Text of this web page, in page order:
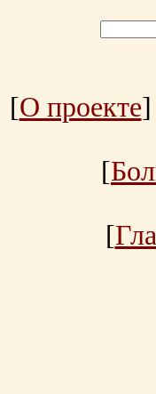
[О проекте
[
[